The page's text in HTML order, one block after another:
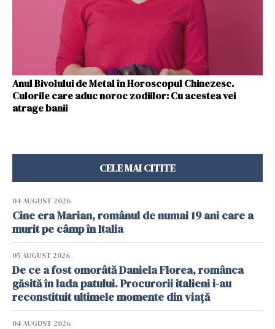
Anul Bivolului de Metal în Horoscopul Chinezesc.
Culorile care aduc noroc zodiilor: Cu acestea vei
atrage banii
CELE MAI CITITE
04 AUGUST 2026
Cine era Marian, românul de numai 19 ani care a
murit pe câmp în Italia
05 AUGUST 2026
De ce a fost omorâtă Daniela Florea, românca
găsită în lada patului. Procurorii italieni i-au
reconstituit ultimele momente din viață
04 AUGUST 2026